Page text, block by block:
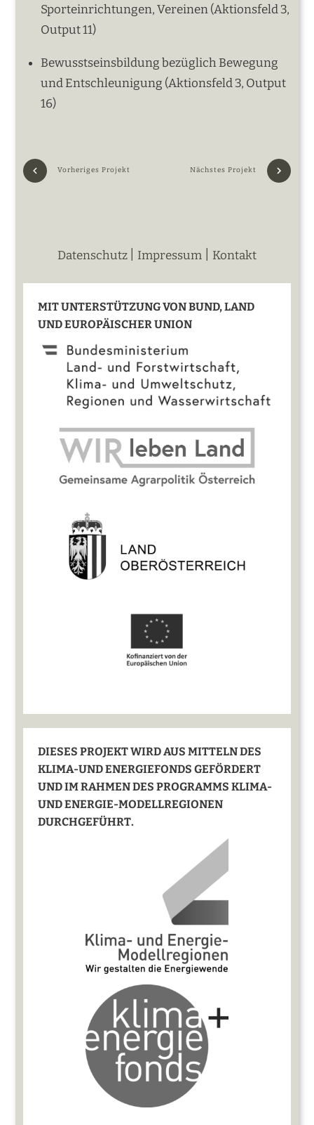
Sporteinrichtungen, Vereinen (Aktionsfeld 3,
Output 11)
Bewusstseinsbildung bezüglich Bewegung
und Entschleunigung (Aktionsfeld 3, Output
16)
Vorheriges Projekt Nächstes Projekt
Datenschutz Impressum Kontakt
MIT UNTERSTÜTZUNG VON BUND, LAND
UND EUROPÄISCHER UNION
DIESES PROJEKT WIRD AUS MITTELN DES
KLIMA-UND ENERGIEFONDS GEFÖRDERT
UND IM RAHMEN DES PROGRAMMS KLIMA-
UND ENERGIE-MODELLREGIONEN
DURCHGEFÜHRT.